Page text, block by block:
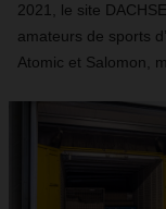
2021, le site
amateurs de sports
Atomic et Salomon,